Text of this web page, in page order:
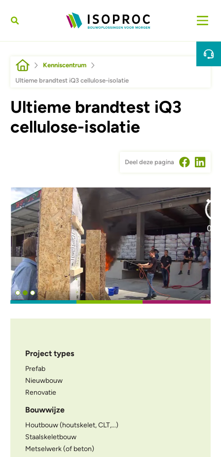
Kruimelpad
Kenniscentrum
Ultieme brandtest iQ3 cellulose-isolatie
Ultieme brandtest iQ3
cellulose-isolatie
Deel deze pagina
Project types
Prefab
Nieuwbouw
Renovatie
Bouwwijze
Houtbouw (houtskelet, CLT,...)
Staalskeletbouw
Metselwerk (of beton)